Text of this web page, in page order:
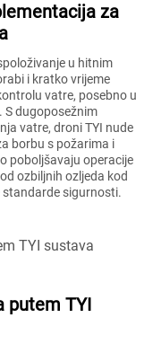
za
u hitnim
i kratko vrijeme
vatre, posebno u
S dugoposežnim
vatre, droni TYI nude
borbu s požarima i
poboljšavaju operacije
ozbiljnih ozljeda kod
standarde sigurnosti.
putem TYI